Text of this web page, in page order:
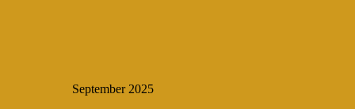
September 2025